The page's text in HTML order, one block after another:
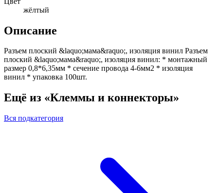
жёлтый
Описание
Разъем плоский &laquo;мама&raquo;, изоляция винил Разъем
плоский &laquo;мама&raquo;, изоляция винил: * монтажный
размер 0,8*6,35мм * сечение провода 4-6мм2 * изоляция
винил * упаковка 100шт.
Ещё из «Клеммы и коннекторы»
Вся подкатегория